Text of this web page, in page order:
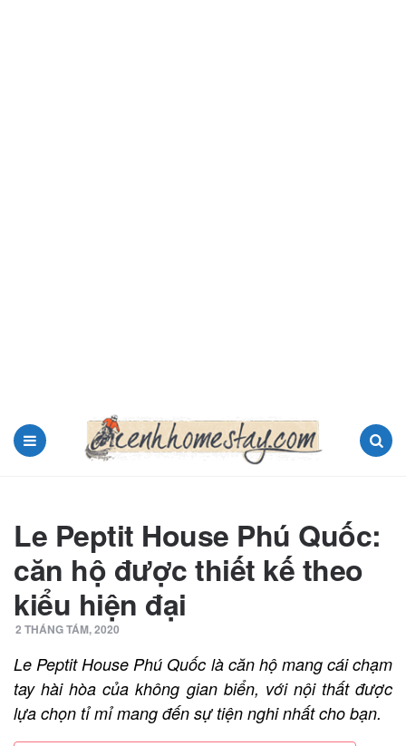
Le Peptit House Phú Quốc:
căn hộ được thiết kế theo
kiểu hiện đại
2 THÁNG TÁM, 2020
Le Peptit House Phú Quốc là căn hộ mang cái chạm
tay hài hòa của không gian biển, với nội thất được
lựa chọn tỉ mỉ mang đến sự tiện nghi nhất cho bạn.